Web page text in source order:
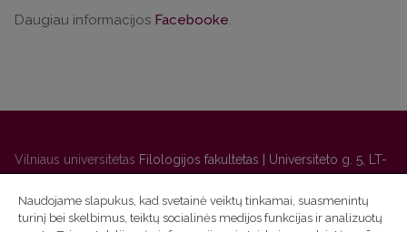
Daugiau informacijos Facebooke.
Vilniaus universitetas Filologijos fakultetas | Universiteto g. 5, LT-
01131 Vilnius
Studijų skyriaus(studijų ir tvarkaraščio klausimai) tel. (0 5) 268
7208 | El. paštasstudijos@flf.vu.lt
Naudojame slapukus, kad svetainė veiktų tinkamai, suasmenintų
turinį bei skelbimus, teiktų socialinės medijos funkcijas ir analizuotų